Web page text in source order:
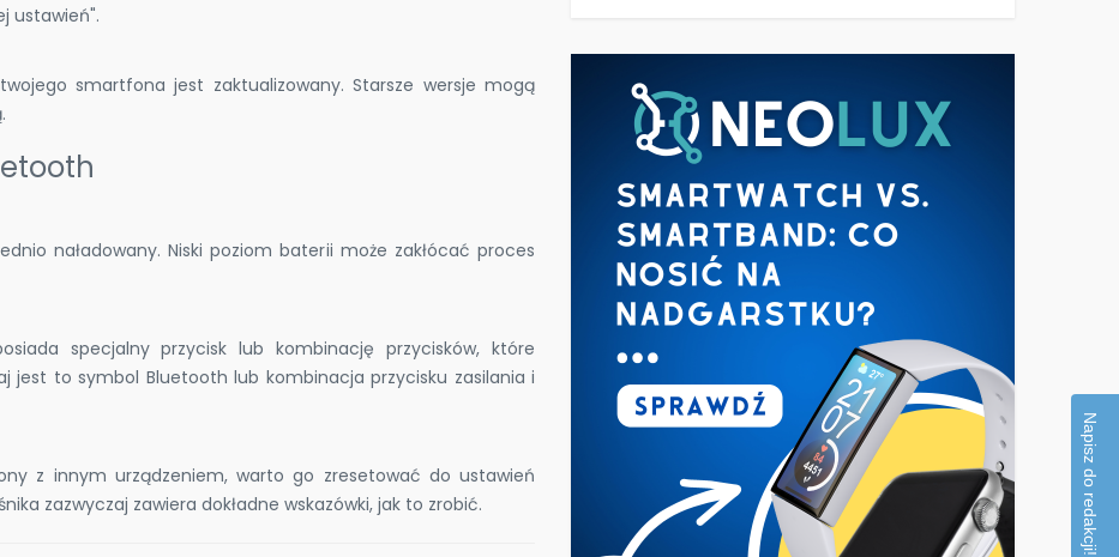
ustawień".
smartfona jest zaktualizowany. Starsze wersje mogą
naładowany. Niski poziom baterii może zakłócać proces
specjalny przycisk lub kombinację przycisków, które
jest to symbol Bluetooth lub kombinacja przycisku zasilania i
z innym urządzeniem, warto go zresetować do ustawień
zazwyczaj zawiera dokładne wskazówki, jak to zrobić.
Napisz do redakcji!